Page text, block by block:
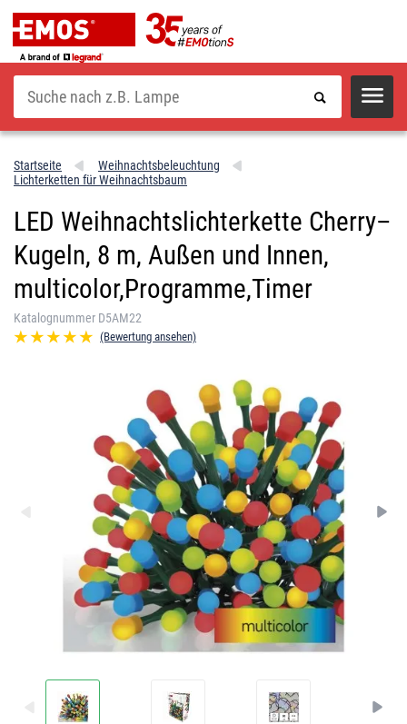
Suche
Startseite
Weihnachtsbeleuchtung
Lichterketten für Weihnachtsbaum
LED Weihnachtslichterkette Cherry–
Kugeln, 8 m, Außen und Innen,
multicolor,Programme,Timer
Katalognummer D5AM22
(Bewertung ansehen)